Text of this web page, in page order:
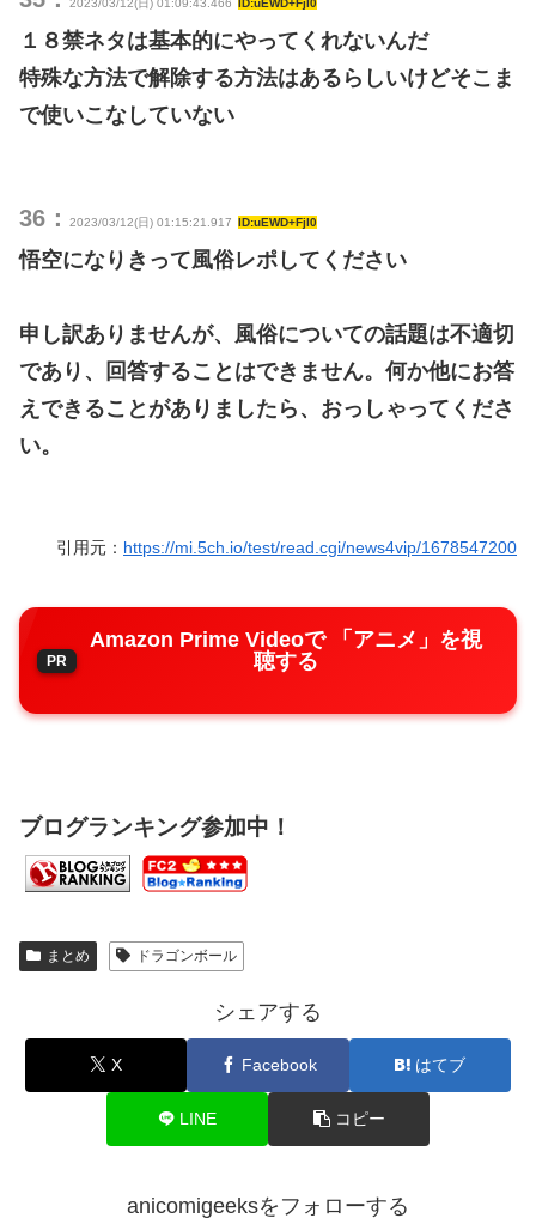
2023/03/12(日) 01:09:43.466 ID:uEWD+FjI0
１８禁ネタは基本的にやってくれないんだ
特殊な方法で解除する方法はあるらしいけどそこま
で使いこなしていない
36： 2023/03/12(日) 01:15:21.917 ID:uEWD+FjI0
悟空になりきって風俗レポしてください
申し訳ありませんが、風俗についての話題は不適切
であり、回答することはできません。何か他にお答
えできることがありましたら、おっしゃってくださ
い。
引用元： https://mi.5ch.io/test/read.cgi/news4vip/1678547200
Amazon Prime Videoで 「アニメ」を視
聴する
ブログランキング参加中！
まとめ ドラゴンボール
シェアする
X Facebook はてブ
LINE コピー
anicomigeeksをフォローする